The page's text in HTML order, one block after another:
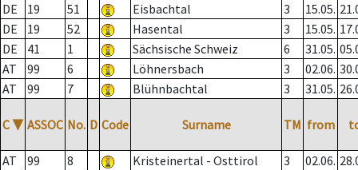
DE
19 51 Eisbachtal 3 15.05.
DE
19 52 Hasental 3 15.05.
DE
41 1 Sächsische Schweiz 6 31.05.
AT
99 6 Löhnersbach 3 02.06.
AT
99 7 Blühnbachtal 3 31.05.
C ▼ ASSOC No. D Code Surname TM from
AT 99 8 Kristeinertal - Osttirol 3 02.06.